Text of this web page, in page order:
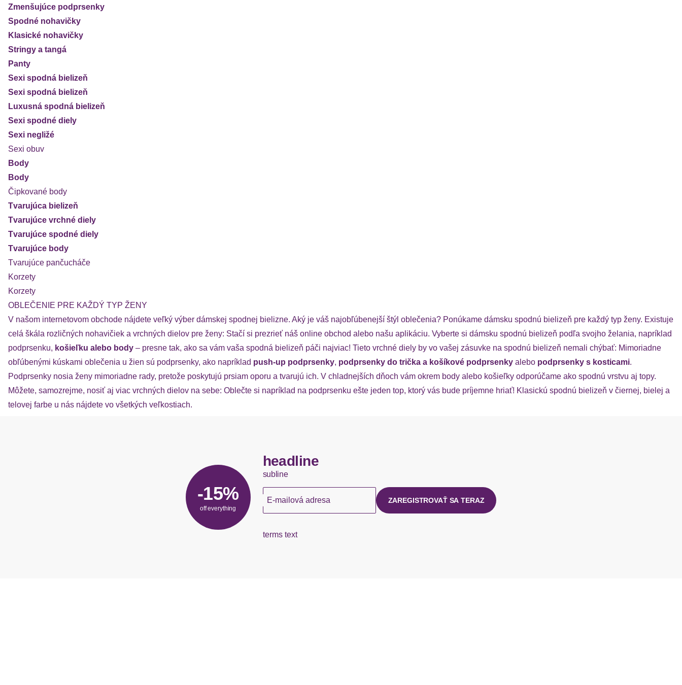
Zmenšujúce podprsenky
Spodné nohavičky
Klasické nohavičky
Stringy a tangá
Panty
Sexi spodná bielizeň
Sexi spodná bielizeň
Luxusná spodná bielizeň
Sexi spodné diely
Sexi negližé
Sexi obuv
Body
Body
Čipkované body
Tvarujúca bielizeň
Tvarujúce vrchné diely
Tvarujúce spodné diely
Tvarujúce body
Tvarujúce pančucháče
Korzety
Korzety
OBLEČENIE PRE KAŽDÝ TYP ŽENY
V našom internetovom obchode nájdete veľký výber dámskej spodnej bielizne. Aký je váš najobľúbenejší štýl oblečenia? Ponúkame dámsku spodnú bielizeň pre každý typ ženy. Existuje
celá škála rozličných nohavičiek a vrchných dielov pre ženy: Stačí si prezrieť náš online obchod alebo našu aplikáciu. Vyberte si dámsku spodnú bielizeň podľa svojho želania, napríklad
podprsenku, košieľku alebo body – presne tak, ako sa vám vaša spodná bielizeň páči najviac! Tieto vrchné diely by vo vašej zásuvke na spodnú bielizeň nemali chýbať: Mimoriadne
obľúbenými kúskami oblečenia u žien sú podprsenky, ako napríklad push-up podprsenky, podprsenky do trička a košíkové podprsenky alebo podprsenky s kosticami.
Podprsenky nosia ženy mimoriadne rady, pretože poskytujú prsiam oporu a tvarujú ich. V chladnejších dňoch vám okrem body alebo košieľky odporúčame ako spodnú vrstvu aj topy.
Môžete, samozrejme, nosiť aj viac vrchných dielov na sebe: Oblečte si napríklad na podprsenku ešte jeden top, ktorý vás bude príjemne hriať! Klasickú spodnú bielizeň v čiernej, bielej a
telovej farbe u nás nájdete vo všetkých veľkostiach.
-15%
off everything
headline
subline
E-mailová adresa ZAREGISTROVAŤ SA TERAZ
terms text